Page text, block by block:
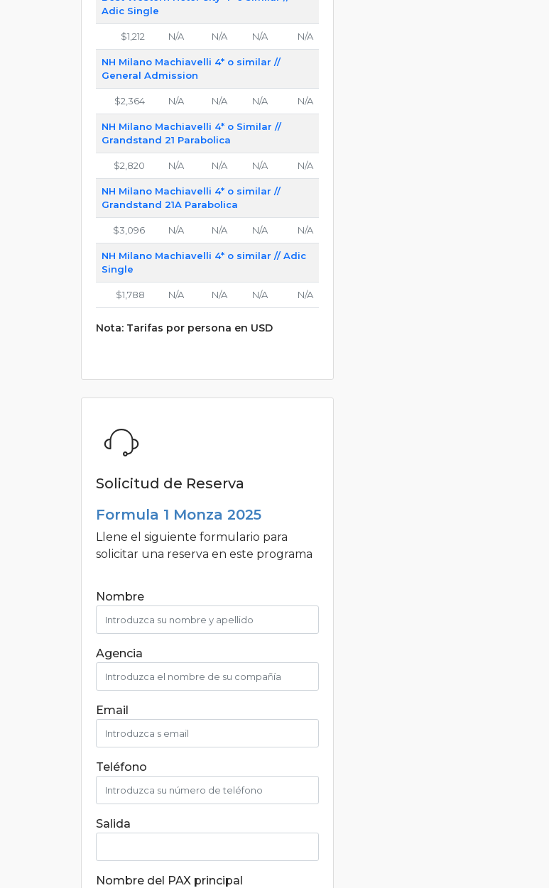
Adic Single
$1,212 N/A N/A N/A N/A
NH Milano Machiavelli 4* o similar //
General Admission
$2,364 N/A N/A N/A N/A
NH Milano Machiavelli 4* o Similar //
Grandstand 21 Parabolica
$2,820 N/A N/A N/A N/A
NH Milano Machiavelli 4* o similar //
Grandstand 21A Parabolica
$3,096 N/A N/A N/A N/A
NH Milano Machiavelli 4* o similar // Adic
Single
$1,788 N/A N/A N/A N/A
Nota: Tarifas por persona en USD
Solicitud de Reserva
Formula 1 Monza 2025
Llene el siguiente formulario para
solicitar una reserva en este programa
Nombre
Agencia
Email
Teléfono
Salida
Nombre del PAX principal